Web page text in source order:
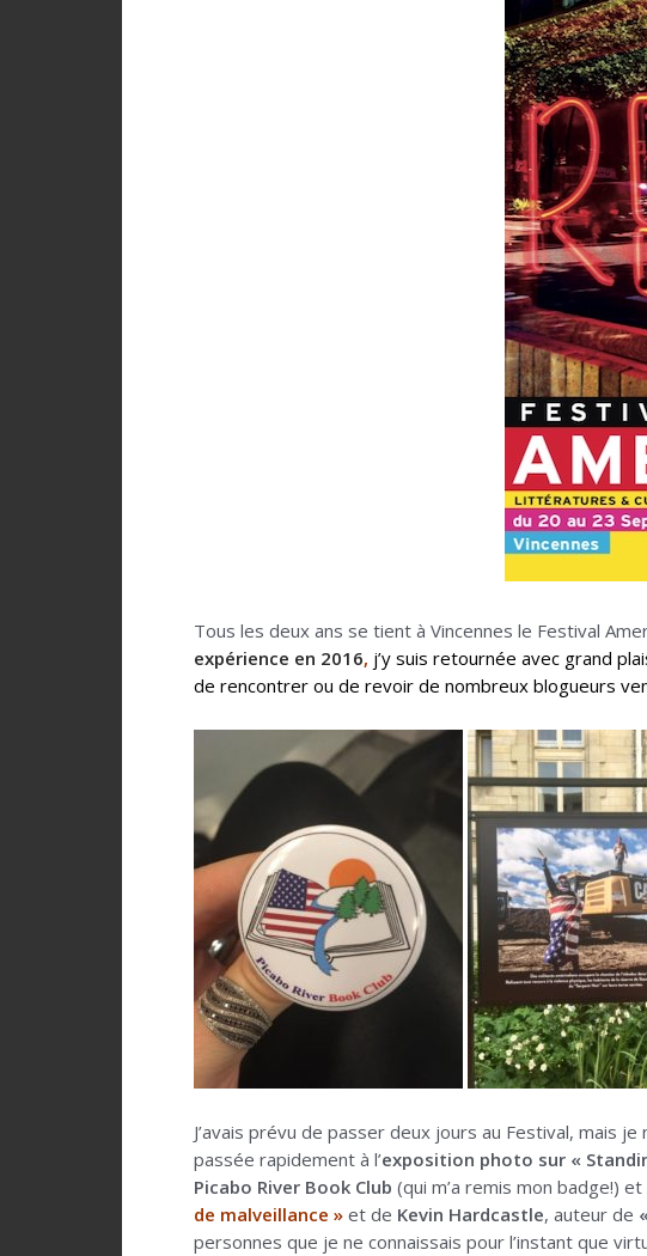
Tous les deux ans se tient à Vincennes le Festival
expérience en 2016, j’y suis retournée avec grand
de rencontrer ou de revoir de nombreux blogueurs
J’avais prévu de passer deux jours au Festival, mais je
passée rapidement à l’exposition photo sur «
Picabo River Book Club (qui m’a remis mon badge!)
de malveillance » et de Kevin Hardcastle, auteur de
personnes que je ne connaissais pour l’instant que